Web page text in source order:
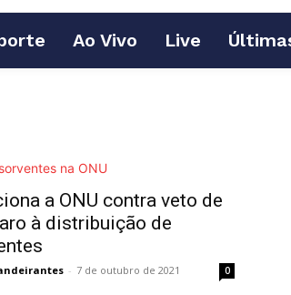
Ao Vivo Live
a ONU contra veto de
à distribuição de
- 7 de outubro de 2021 0